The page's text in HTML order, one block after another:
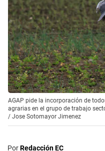
AGAP pide la incorporación de
agrarias en el grupo de trabajo
/ Jose Sotomayor Jimenez
PorRedacción EC